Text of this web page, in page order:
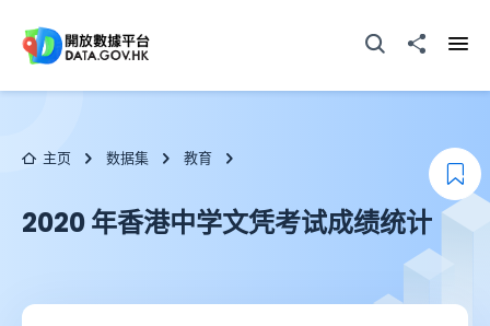
打开搜寻器分享至
主页 数据集 教育
2020 年香港中学文凭考试成绩统计
添